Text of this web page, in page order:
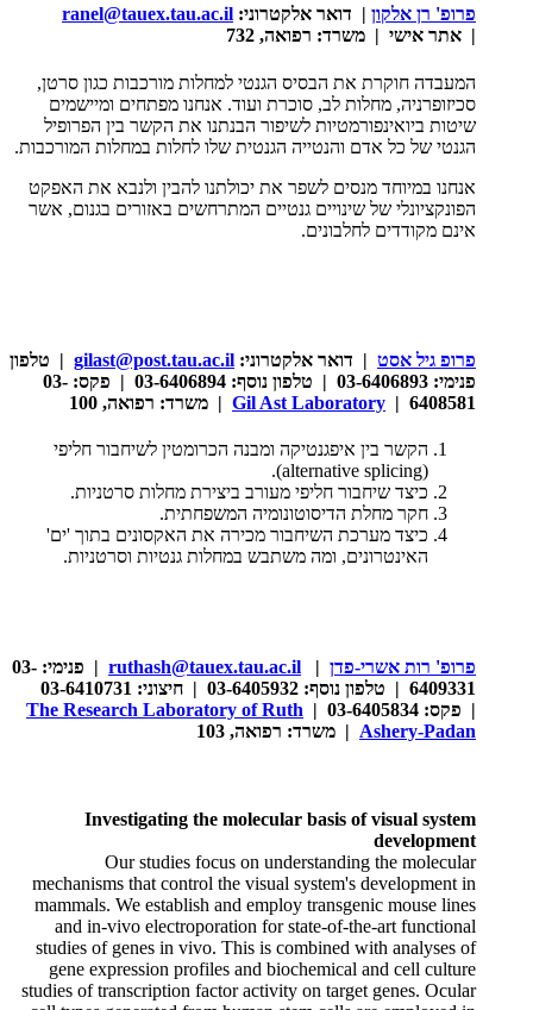
פרופ' רן אלקון | דואר אלקטרוני: ranel@tauex.tau.ac.il
| אתר אישי | משרד: רפואה, 732
המעבדה חוקרת את הבסיס הגנטי למחלות מורכבות כגון סרטן,
סכיזופרניה, מחלות לב, סוכרת ועוד. אנחנו מפתחים ומיישמים
שיטות ביואינפורמטיות לשיפור הבנתנו את הקשר בין הפרופיל
הגנטי של כל אדם והנטייה הגנטית שלו לחלות במחלות המורכבות.
אנחנו במיוחד מנסים לשפר את יכולתנו להבין ולנבא את האפקט
הפונקציונלי של שינויים גנטיים המתרחשים באזורים בגנום, אשר
אינם מקודדים לחלבונים.
פרופ גיל אסט | דואר אלקטרוני: gilast@post.tau.ac.il | טלפון
פנימי: 03-6406893 | טלפון נוסף: 03-6406894 | פקס: 03-
6408581 |
Gil Ast Laboratory | משרד: רפואה, 100
הקשר בין איפגנטיקה ומבנה הכרומטין לשיחבור חליפי
(
alternative splicing
).
כיצד שיחבור חליפי מעורב ביצירת מחלות סרטניות.
חקר מחלת הדיסוטונומיה המשפחתית.
כיצד מערכת השיחבור מכירה את האקסונים בתוך 'ים'
האינטרונים, ומה משתבש במחלות גנטיות וסרטניות.
פרופ' רות אשרי-פדן |
ruthash@tauex.tau.ac.il
| פנימי: 03-
| פקס: 03-6405834 |
The Research Laboratory of Ruth
Ashery-Padan | משרד: רפואה, 103
Investigating the molecular basis of visual system
development
Our studies focus on understanding the molecular
mechanisms that control the visual system's development in
mammals. We establish and employ transgenic mouse lines
and in-vivo electroporation for state-of-the-art functional
studies of genes in vivo. This is combined with analyses of
gene expression profiles and biochemical and cell culture
studies of transcription factor activity on target genes. Ocular